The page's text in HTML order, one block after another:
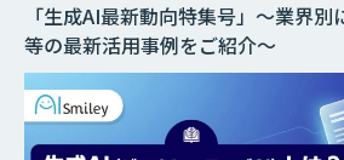
「生成AI最新動向特集号」～業界
等の最新活用事例をご紹介～